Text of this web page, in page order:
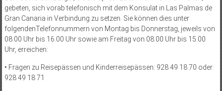
gebeten, sich vorab telefonisch mit dem Konsulat in Las Palmas de
Gran Canaria in Verbindung zu setzen. Sie können dies unter
folgendenTelefonnummern von Montag bis Donnerstag, jeweils von
08.00 Uhr bis 16.00 Uhr sowie am Freitag von 08.00 Uhr bis 15.00
Uhr, erreichen:
• Fragen zu Reisepässen und Kinderreisepässen: 928 49 18 70 oder
928 49 18 71